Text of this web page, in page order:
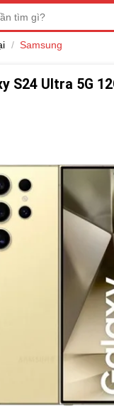
/ Samsung
S24 Ultra 5G